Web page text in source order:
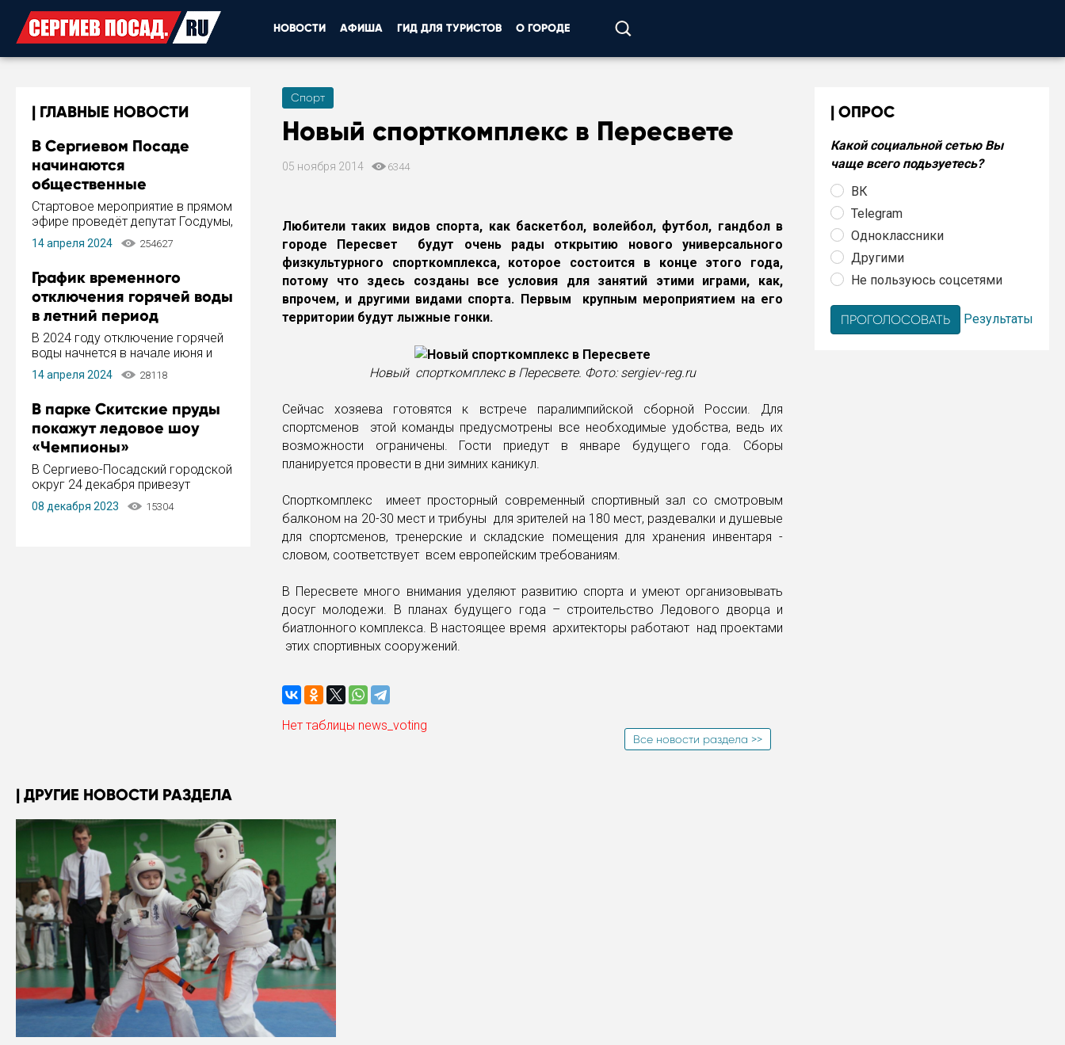
НОВОСТИ АФИША ГИД ДЛЯ ТУРИСТОВ О ГОРОДЕ
ГЛАВНЫЕ НОВОСТИ
В Сергиевом Посаде
начинаются
общественные
обсуждения Стратегии
развития города
Стартовое мероприятие в прямом
эфире проведёт депутат Госдумы,
инициатор и автор Концепции
развития Сергиева Посада и
Пахомов.
14 апреля 2024 254627
График временного
отключения горячей воды
в летний период
В 2024 году отключение горячей
воды начнется в начале июня и
завершится в конце августа.
Период отключения составит не
14 апреля 2024 28118
В парке Скитские пруды
покажут ледовое шоу
«Чемпионы»
В Сергиево-Посадский городской
округ 24 декабря привезут
ледовый тур «Чемпионы»
заслуженного мастера спорта,
08 декабря 2023 15304
Спорт
Новый спорткомплекс в Пересвете
05 ноября 2014 6344
Любители таких видов спорта, как баскетбол, волейбол, футбол, гандбол в
городе Пересвет будут очень рады открытию нового универсального
физкультурного спорткомплекса, которое состоится в конце этого года,
потому что здесь созданы все условия для занятий этими играми, как,
впрочем, и другими видами спорта. Первым крупным мероприятием на его
территории будут лыжные гонки.
Новый спорткомплекс в Пересвете. Фото: sergiev-reg.ru
Сейчас хозяева готовятся к встрече паралимпийской сборной России. Для
спортсменов этой команды предусмотрены все необходимые удобства, ведь их
возможности ограничены. Гости приедут в январе будущего года. Сборы
планируется провести в дни зимних каникул.
Спорткомплекс имеет просторный современный спортивный зал со смотровым
балконом на 20-30 мест и трибуны для зрителей на 180 мест, раздевалки и душевые
для спортсменов, тренерские и складские помещения для хранения инвентаря -
словом, соответствует всем европейским требованиям.
В Пересвете много внимания уделяют развитию спорта и умеют организовывать
досуг молодежи. В планах будущего года – строительство Ледового дворца и
биатлонного комплекса. В настоящее время архитекторы работают над проектами
этих спортивных сооружений.
Нет таблицы news_voting
Все новости раздела >>
ОПРОС
Какой социальной сетью Вы
чаще всего подьзуетесь?
ВК
Telegram
Одноклассники
Другими
Не пользуюсь соцсетями
Результаты
ДРУГИЕ НОВОСТИ РАЗДЕЛА